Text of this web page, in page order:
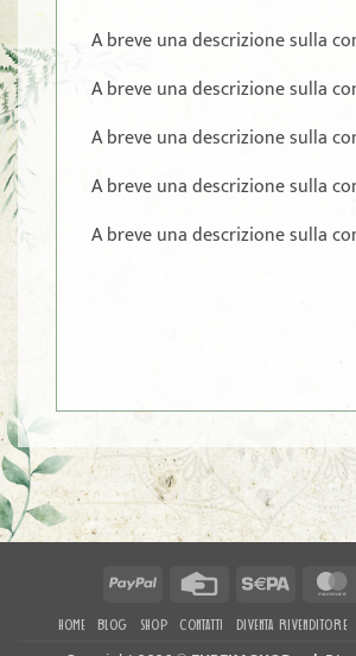
A breve una descrizione sulla
A breve una descrizione sulla
A breve una descrizione sulla
A breve una descrizione sulla
A breve una descrizione sulla
PayPal
Credit
Sepa
HOME BLOG SHOP CONTATTI DIVENTA RIVENDITORE